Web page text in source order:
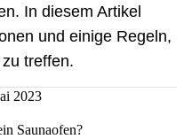
In diesem Artikel
und einige Regeln,
treffen.
2023